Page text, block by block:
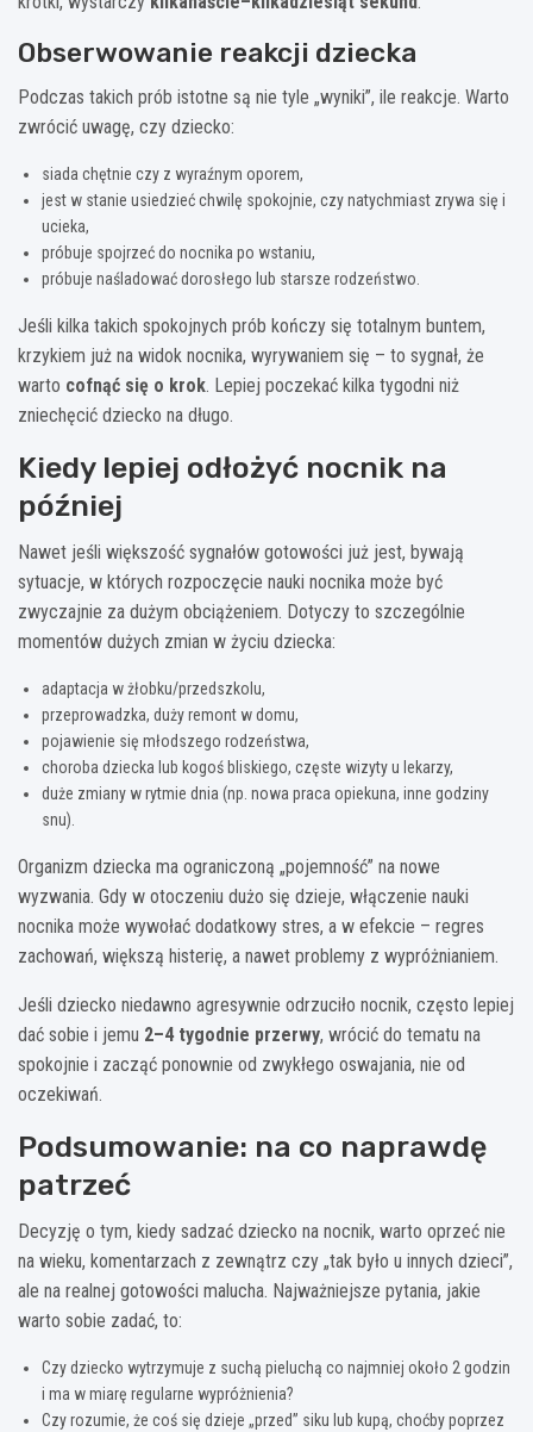
Obserwowanie reakcji dziecka
Podczas takich prób istotne są nie tyle „wyniki”, ile reakcje. Warto
zwrócić uwagę, czy dziecko:
siada chętnie czy z wyraźnym oporem,
jest w stanie usiedzieć chwilę spokojnie, czy natychmiast zrywa się i
ucieka,
próbuje spojrzeć do nocnika po wstaniu,
próbuje naśladować dorosłego lub starsze rodzeństwo.
Jeśli kilka takich spokojnych prób kończy się totalnym buntem,
krzykiem już na widok nocnika, wyrywaniem się – to sygnał, że
warto cofnąć się o krok. Lepiej poczekać kilka tygodni niż
zniechęcić dziecko na długo.
Kiedy lepiej odłożyć nocnik na
później
Nawet jeśli większość sygnałów gotowości już jest, bywają
sytuacje, w których rozpoczęcie nauki nocnika może być
zwyczajnie za dużym obciążeniem. Dotyczy to szczególnie
momentów dużych zmian w życiu dziecka:
adaptacja w żłobku/przedszkolu,
przeprowadzka, duży remont w domu,
pojawienie się młodszego rodzeństwa,
choroba dziecka lub kogoś bliskiego, częste wizyty u lekarzy,
duże zmiany w rytmie dnia (np. nowa praca opiekuna, inne godziny
snu).
Organizm dziecka ma ograniczoną „pojemność” na nowe
wyzwania. Gdy w otoczeniu dużo się dzieje, włączenie nauki
nocnika może wywołać dodatkowy stres, a w efekcie – regres
zachowań, większą histerię, a nawet problemy z wypróżnianiem.
Jeśli dziecko niedawno agresywnie odrzuciło nocnik, często lepiej
dać sobie i jemu 2–4 tygodnie przerwy, wrócić do tematu na
spokojnie i zacząć ponownie od zwykłego oswajania, nie od
oczekiwań.
Podsumowanie: na co naprawdę
patrzeć
Decyzję o tym, kiedy sadzać dziecko na nocnik, warto oprzeć nie
na wieku, komentarzach z zewnątrz czy „tak było u innych dzieci”,
ale na realnej gotowości malucha. Najważniejsze pytania, jakie
warto sobie zadać, to:
Czy dziecko wytrzymuje z suchą pieluchą co najmniej około 2 godzin
i ma w miarę regularne wypróżnienia?
Czy rozumie, że coś się dzieje „przed” siku lub kupą, choćby poprzez